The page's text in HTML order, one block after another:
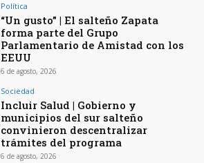
Política
“Un gusto” | El salteño Zapata
forma parte del Grupo
Parlamentario de Amistad con los
EEUU
6 de agosto, 2026
Sociedad
Incluir Salud | Gobierno y
municipios del sur salteño
convinieron descentralizar
trámites del programa
6 de agosto, 2026